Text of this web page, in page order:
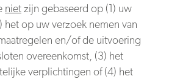
niet zijn gebaseerd op (1) uw
het op uw verzoek nemen van
en/of de uitvoering
overeenkomst, (3) het
verplichtingen of (4) het